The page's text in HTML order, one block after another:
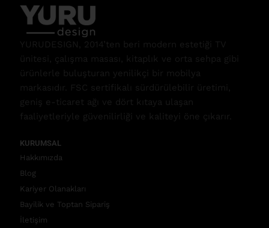
YURUDESIGN, 2014’ten beri modern estetiği TV
ünitesi, çalışma masası, kitaplık ve orta sehpa gibi
ürünlerle buluşturan yenilikçi bir mobilya
markasıdır. FSC sertifikalı sürdürülebilir üretimi,
geniş e-ticaret ağı ve dört kıtaya ulaşan
faaliyetleriyle güvenilirliği ve kaliteyi öne çıkarır.
KURUMSAL
Hakkımızda
Blog
Kariyer Olanakları
Bayilik ve Toptan Sipariş
İletişim